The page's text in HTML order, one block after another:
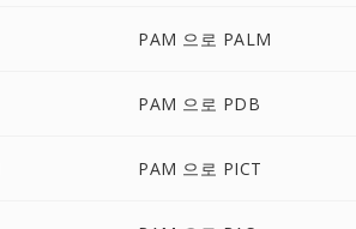
PAM 으로 PALM
PAM 으로 PDB
PAM 으로 PICT